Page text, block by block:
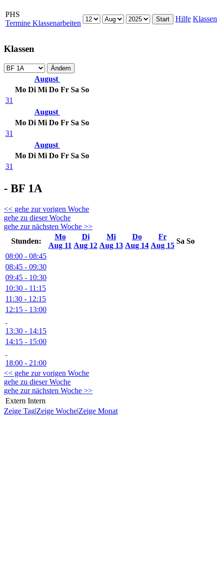
PHS
Termine Klassenarbeiten
Hilfe Klassen
Klassen
August
Mo Di Mi Do Fr Sa So
31
August
Mo Di Mi Do Fr Sa So
31
August
Mo Di Mi Do Fr Sa So
31
- BF 1A
<< gehe zur vorigen Woche
gehe zu dieser Woche
gehe zur nächsten Woche >>
Stunden:
Mo
Aug 11
Di
Aug 12
Mi
Aug 13
Do
Aug 14
Fr
Aug 15
Sa So
08:00 - 08:45
08:45 - 09:30
09:45 - 10:30
10:30 - 11:15
11:30 - 12:15
12:15 - 13:00
13:30 - 14:15
14:15 - 15:00
18:00 - 21:00
<< gehe zur vorigen Woche
gehe zu dieser Woche
gehe zur nächsten Woche >>
Extern Intern
Zeige Tag|Zeige Woche|Zeige Monat